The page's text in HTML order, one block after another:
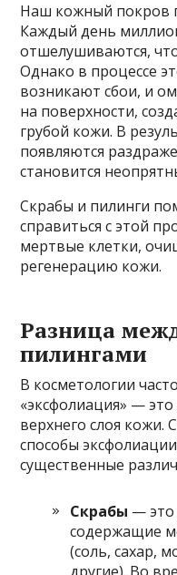
Наш кожный покров
Каждый день
отшелушиваются,
Однако в процессе
возникают сбои, и
на поверхности,
грубой кожи. В
появляются
становится
Скрабы и пилинги
справиться с этой
мертвые клетки,
регенерацию кожи.
Разница
пилингами
В косметологии
«эксфолиация» —
верхнего слоя
способы
существенные
Скрабы — это
содержащие
(соль, сахар,